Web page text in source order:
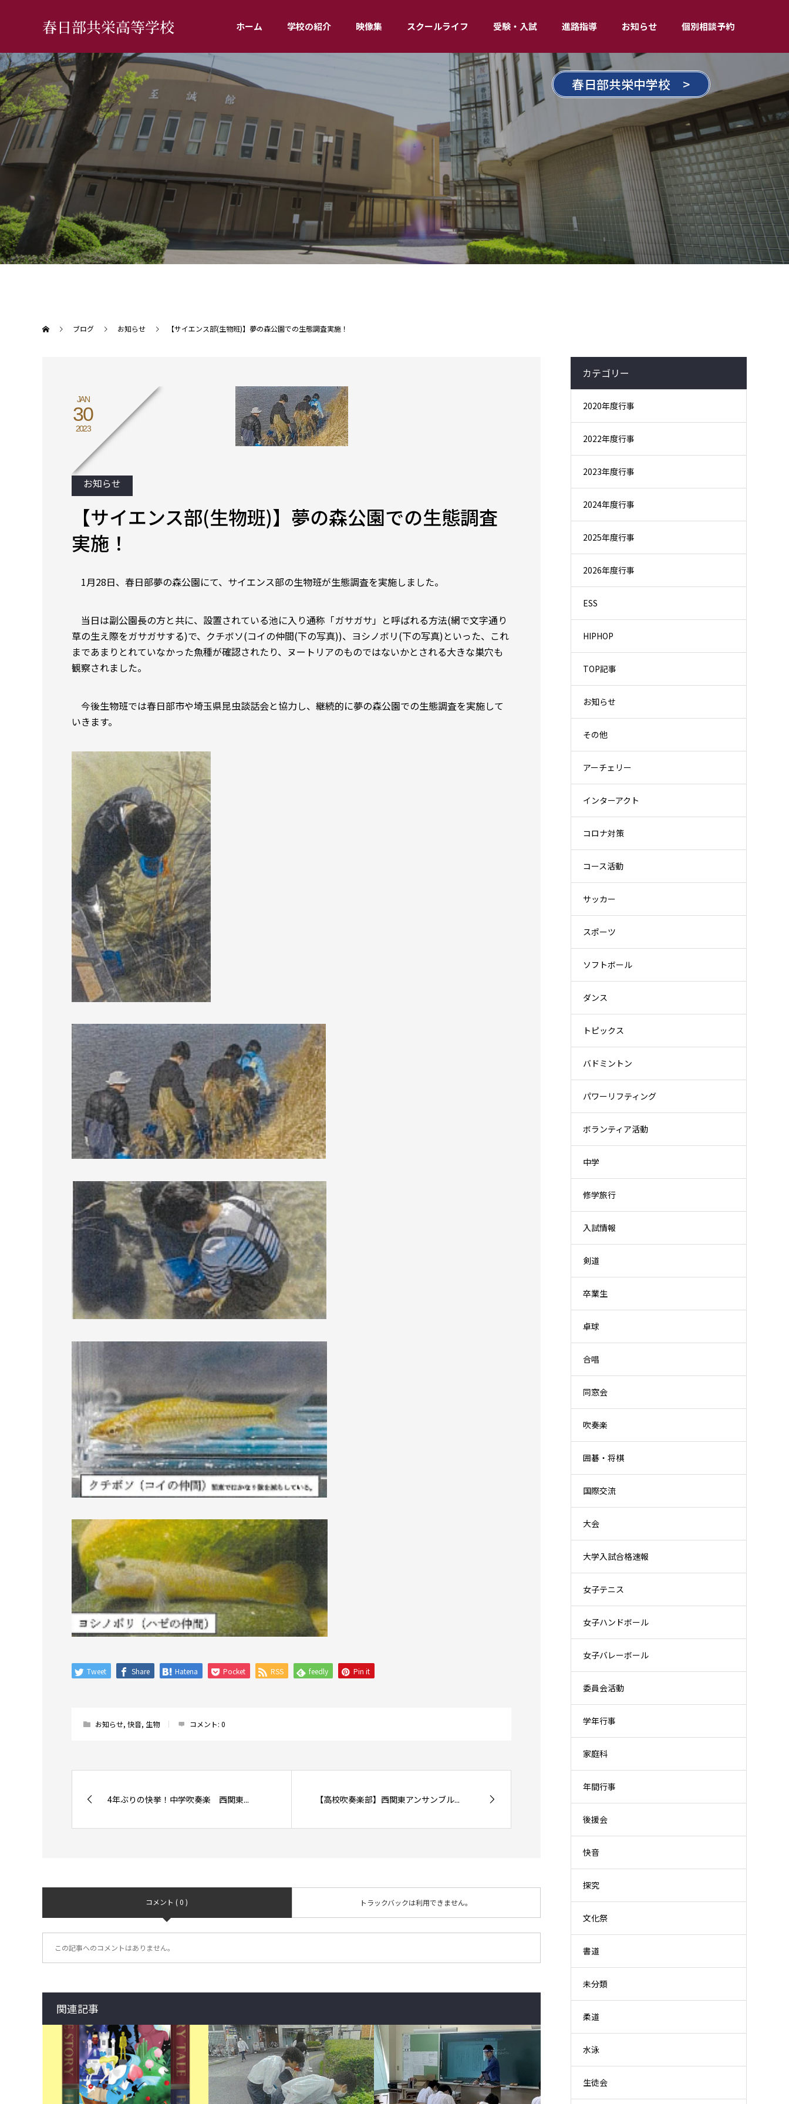
春日部共栄高等学校 ホーム 学校の紹介 映像集 スクールライフ 受験・入試 進路指導 お知らせ 個別相談予約
春日部共栄中学校 >
ブログ お知らせ 【サイエンス部(生物班)】夢の森公園での生態調査実施！
JAN
30
2023
お知らせ
【サイエンス部(生物班)】夢の森公園での生態調査
実施！
1月28日、 春日部夢の森公園にて、 サイエンス部の生物班が生態調査を実施し ました。
当日は副公園長の方と共に、設置されている池に入り通称「ガサガサ」と呼ばれる方法(網で文字通り
草の生え際をガサガサする)で、クチボソ(コイの仲間(下の写真))、ヨシノボリ(下の写真)といった、これ
まであまりとれていなかった魚種が確認されたり、ヌートリアのものではないかとされる大きな巣穴も
観察されました。
今後生物班では春日部市や埼玉県昆虫談話会と協力し、継続的に夢の森公園での生態調査を実施して
いきます。
Tweet Share Hatena Pocket RSS feedly Pin it
お知らせ, 快音, 生物 コメント: 0
4年ぶりの快挙！中学吹奏楽 西関東... 【高校吹奏楽部】西関東アンサンブル...
コメント ( 0 ) トラックバックは利用できません。
この記事へのコメントはありません。
関連記事
カテゴリー
2020年度行事
2022年度行事
2023年度行事
2024年度行事
2025年度行事
2026年度行事
ESS
HIPHOP
TOP記事
お知らせ
その他
アーチェリー
インターアクト
コロナ対策
コース活動
サッカー
スポーツ
ソフトボール
ダンス
トピックス
バドミントン
パワーリフティング
ボランティア活動
中学
修学旅行
入試情報
剣道
卒業生
卓球
合唱
同窓会
吹奏楽
囲碁・将棋
国際交流
大会
大学入試合格速報
女子テニス
女子ハンドボール
女子バレーボール
委員会活動
学年行事
家庭科
年間行事
後援会
快音
探究
文化祭
書道
未分類
柔道
水泳
生徒会